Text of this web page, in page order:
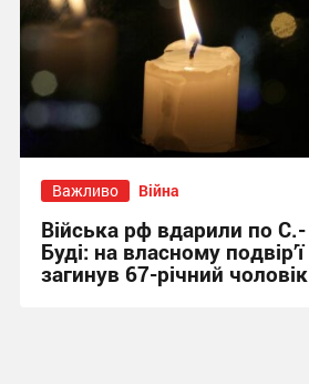
Важливо Війна
Війська рф вдарили по С.-
Буді: на власному подвір’ї
загинув 67-річний чоловік